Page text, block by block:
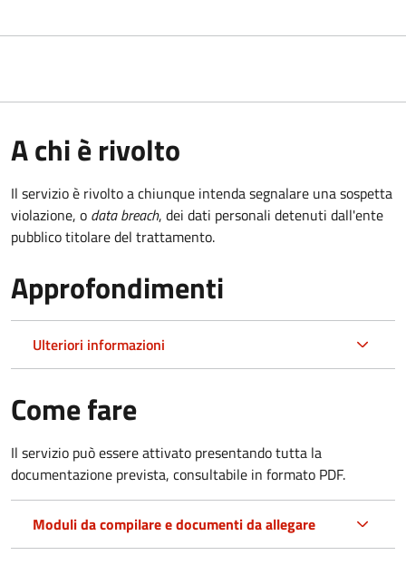
A chi è rivolto
Il servizio è rivolto a chiunque intenda segnalare una sospetta
violazione, o data breach, dei dati personali detenuti dall'ente
pubblico titolare del trattamento.
Approfondimenti
Ulteriori informazioni
Come fare
Il servizio può essere attivato presentando tutta la
documentazione prevista, consultabile in formato PDF.
Moduli da compilare e documenti da allegare